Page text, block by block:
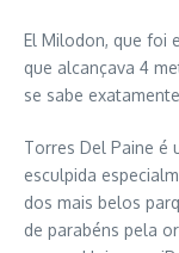
El Milodon, que foi
que alcançava 4
se sabe
Torres Del Paine é
esculpida
dos mais belos
de parabéns pela